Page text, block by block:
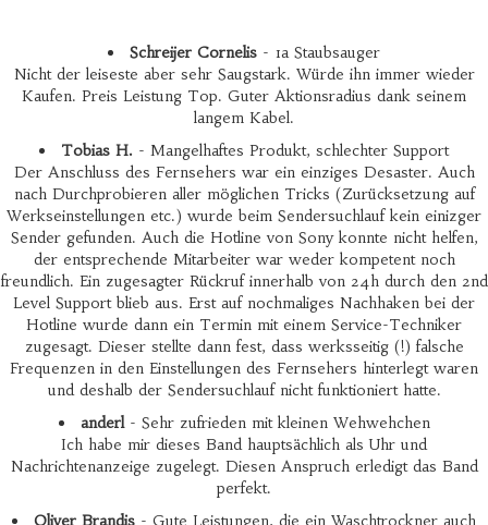
Schreijer Cornelis - 1a Staubsauger
Nicht der leiseste aber sehr Saugstark. Würde ihn immer wieder
Kaufen. Preis Leistung Top. Guter Aktionsradius dank seinem
langem Kabel.
Tobias H. - Mangelhaftes Produkt, schlechter Support
Der Anschluss des Fernsehers war ein einziges Desaster. Auch
nach Durchprobieren aller möglichen Tricks (Zurücksetzung auf
Werkseinstellungen etc.) wurde beim Sendersuchlauf kein einizger
Sender gefunden. Auch die Hotline von Sony konnte nicht helfen,
der entsprechende Mitarbeiter war weder kompetent noch
freundlich. Ein zugesagter Rückruf innerhalb von 24h durch den 2nd
Level Support blieb aus. Erst auf nochmaliges Nachhaken bei der
Hotline wurde dann ein Termin mit einem Service-Techniker
zugesagt. Dieser stellte dann fest, dass werksseitig (!) falsche
Frequenzen in den Einstellungen des Fernsehers hinterlegt waren
und deshalb der Sendersuchlauf nicht funktioniert hatte.
anderl- Sehr zufrieden mit kleinen Wehwehchen
Ich habe mir dieses Band hauptsächlich als Uhr und
Nachrichtenanzeige zugelegt. Diesen Anspruch erledigt das Band
perfekt.
Oliver Brandis - Gute Leistungen, die ein Waschtrockner auch